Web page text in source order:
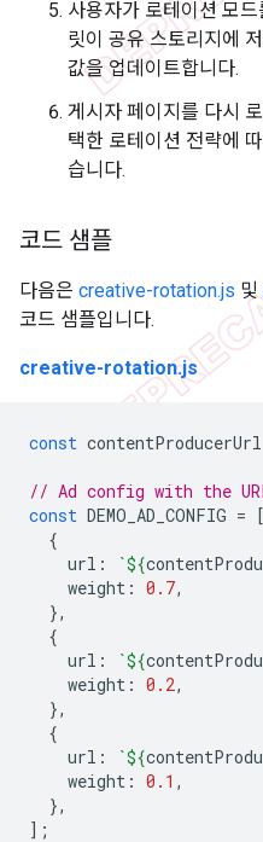
사용자가 로테이션 모
릿이 공유 스토리지에
값을 업데이트합니다.
게시자 페이지를 다시
택한 로테이션 전략에
습니다.
코드 샘플
다음은 creative-rotation.js 및
코드 샘플입니다.
creative-rotation.js
const contentProducerUrl
// Ad config with the
const DEMO_AD_CONFIG = [
{
url : `${
weight : 0.7,
},
{
url : `${
weight : 0.2,
},
{
url : `${
weight : 0.1 ,
},
];